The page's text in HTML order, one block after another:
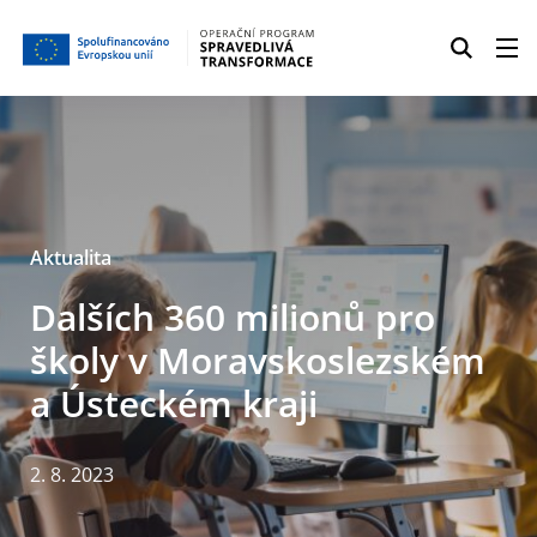
Aktualita
Dalších 360 milionů pro
školy v Moravskoslezském
a Ústeckém kraji
2. 8. 2023